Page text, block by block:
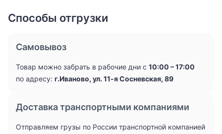
Способы отгрузки
Самовывоз
Товар можно забрать в рабочие дни с 10:00 – 17:00
по адресу: г.Иваново, ул. 11-я Сосневская, 89
Доставка транспортными компаниями
Отправляем грузы по России транспортной компанией